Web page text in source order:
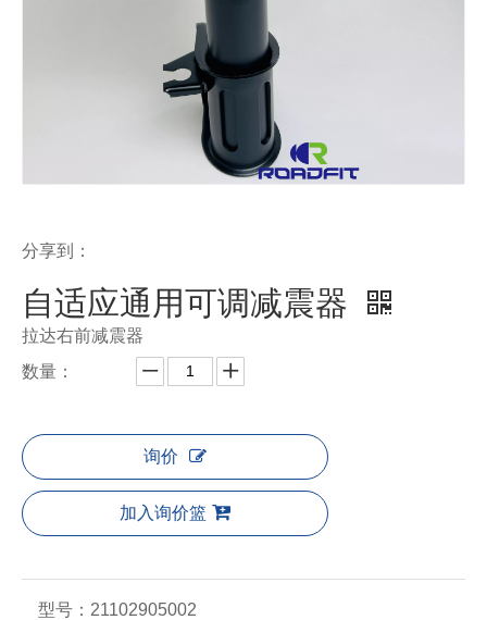
分享到：
自适应通用可调减震器
拉达右前减震器
数量：
询价
加入询价篮
型号： 21102905002